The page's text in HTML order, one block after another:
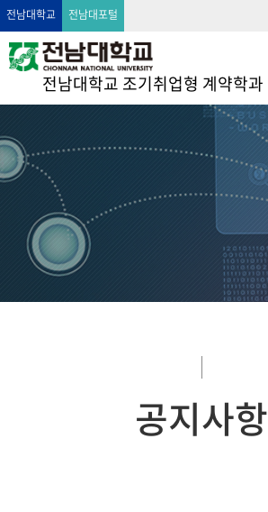
전남대학교 전남대포털
전남대학교 조기취업형 계약학과
공지사항